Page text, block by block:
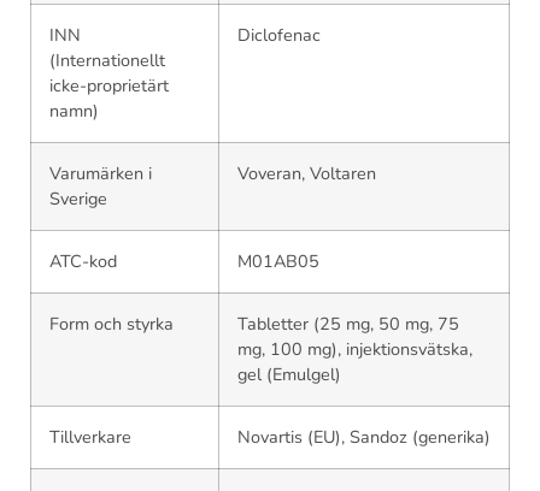
INN
(Internationellt
icke-proprietärt
namn)
Diclofenac
Varumärken i
Sverige
Voveran, Voltaren
ATC-kod M01AB05
Form och styrka
Tabletter (25 mg, 50 mg, 75
mg, 100 mg), injektionsvätska,
gel (Emulgel)
Tillverkare Novartis (EU), Sandoz (generika)